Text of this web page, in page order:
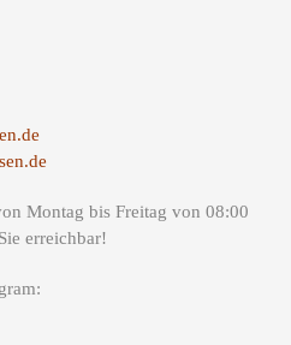
Montag bis Freitag von 08:00
erreichbar!